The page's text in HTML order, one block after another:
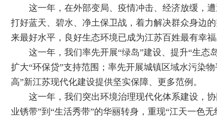
这一年，在外部变局、疫情冲击、经济放缓，
打好蓝天、碧水、净土保卫战，着力解决群众身边
来最好水平，良好生态环境已成为江苏百姓最有幸福
这一年，我们率先开展“绿岛”建设、提升“生态
扩大“环保贷”支持范围；率先开展城镇区域水污染
高”新江苏现代化建设提供坚实保障、更多范例。
这一年，我们突出环境治理现代化体系建设，
业锈带”到“生活秀带”的华丽转身，重现“江天一色